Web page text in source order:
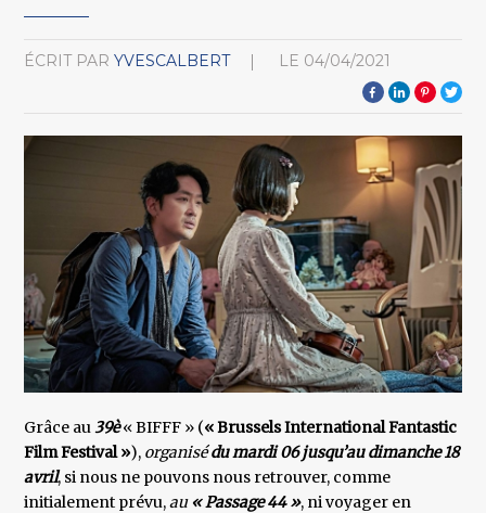
ÉCRIT PAR YVESCALBERT LE 04/04/2021
Grâce au39è« BIFFF » (« Brussels International Fantastic
Film Festival »), organisédu mardi 06 jusqu’audimanche 18
avril, si nous ne pouvons nous retrouver, comme
initialement prévu,au « Passage 44 », ni voyager en